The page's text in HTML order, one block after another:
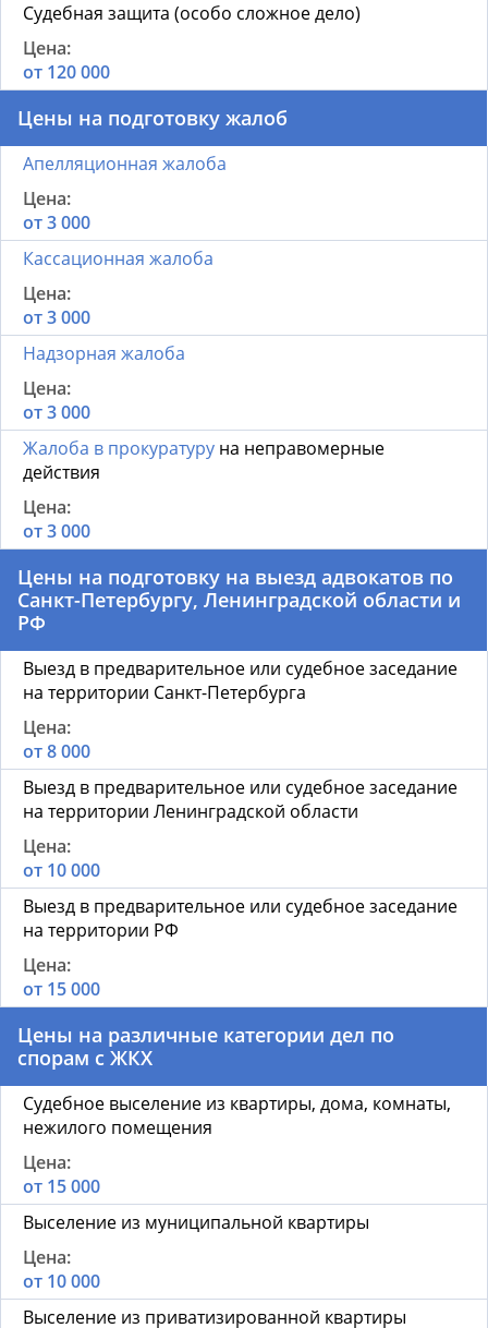
Судебная защита (особо сложное дело)
от 120 000
Цены на подготовку жалоб
Апелляционная жалоба
от 3 000
Кассационная жалоба
от 3 000
Надзорная жалоба
от 3 000
Жалоба в прокуратуру на неправомерные
действия
от 3 000
Цены на подготовку на выезд адвокатов по
Санкт-Петербургу, Ленинградской области и
РФ
Выезд в предварительное или судебное заседание
на территории Санкт-Петербурга
от 8 000
Выезд в предварительное или судебное заседание
на территории Ленинградской области
от 10 000
Выезд в предварительное или судебное заседание
на территории РФ
от 15 000
Цены на различные категории дел по
спорам с ЖКХ
Судебное выселение из квартиры, дома, комнаты,
нежилого помещения
от 15 000
Выселение из муниципальной квартиры
от 10 000
Выселение из приватизированной квартиры